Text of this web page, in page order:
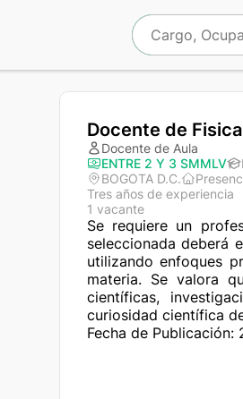
Docente de Fisica
Docente de Aula
ENTRE 2 Y 3 SMMLV
BOGOTA D.C.
Tres años de experiencia
1 vacante
Se requiere un
seleccionada deberá
utilizando enfoques
materia. Se valora
científicas,
curiosidad científica
Fecha de Publicación: